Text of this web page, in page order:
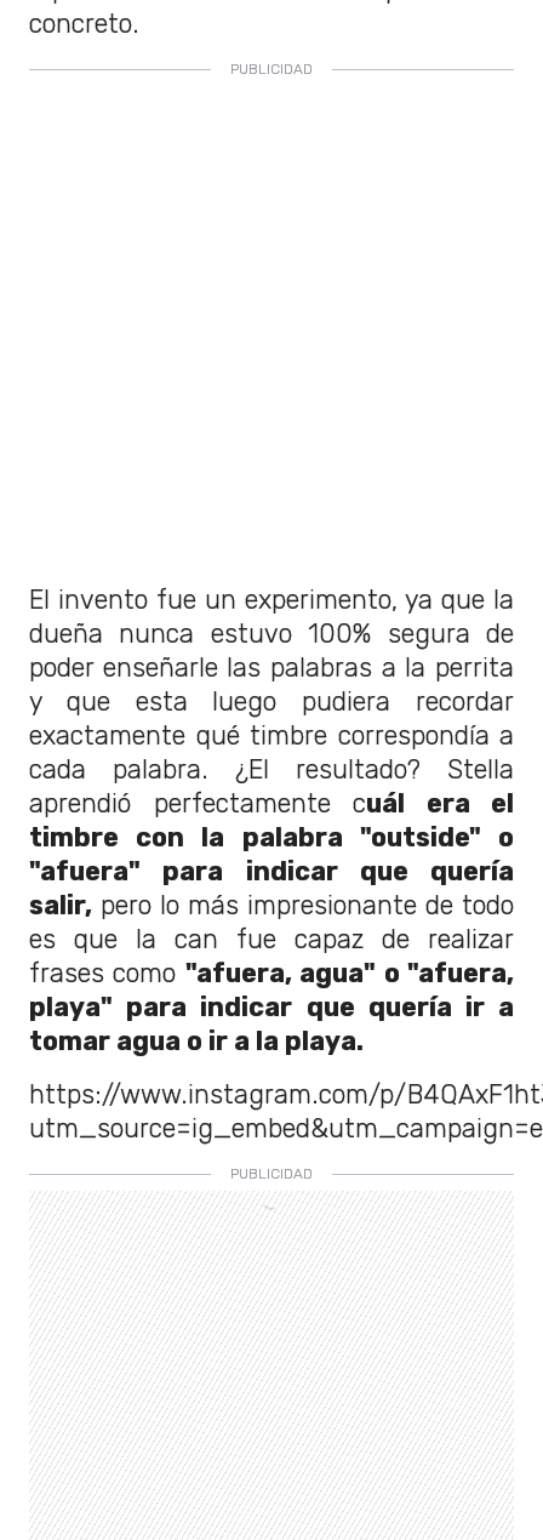
concreto.
El invento fue un experimento, ya que la
dueña nunca estuvo 100% segura de
poder enseñarle las palabras a la perrita
y que esta luego pudiera recordar
exactamente qué timbre correspondía a
cada palabra. ¿El resultado? Stella
aprendió perfectamente cuál era el
timbre con la palabra "outside" o
"afuera" para indicar que quería
salir, pero lo más impresionante de todo
es que la can fue capaz de realizar
frases como "afuera, agua" o "afuera,
playa" para indicar que quería ir a
tomar agua o ir a la playa.
https://www.instagram.com/p/